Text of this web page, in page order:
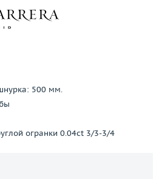
500 мм.
огранки 0.04ct 3/3-3/4